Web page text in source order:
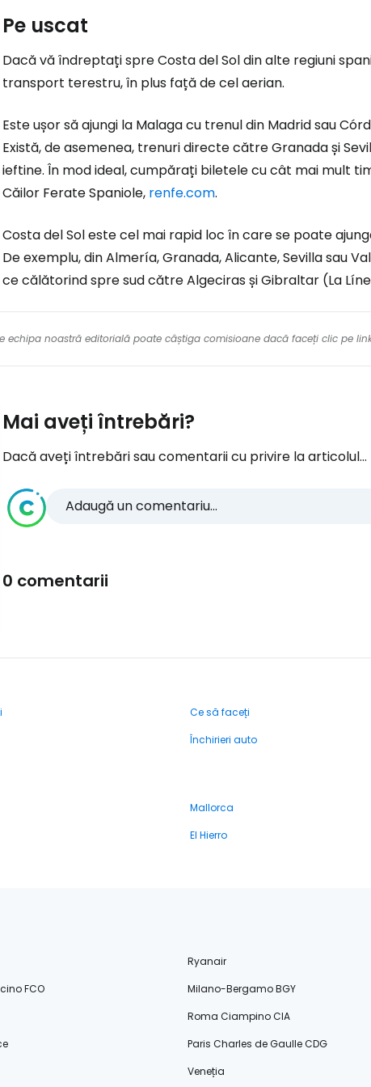
Pe uscat
Dacă vă îndreptați spre Costa del Sol din alte regiuni
transport terestru, în plus față de cel aerian.
Este ușor să ajungi la Malaga cu trenul din Madrid sau
Există, de asemenea, trenuri directe către Granada și
ieftine. În mod ideal, cumpărați biletele cu cât mai mult
Căilor Ferate Spaniole, renfe.com.
Costa del Sol este cel mai rapid loc în care se poate
De exemplu, din Almería, Granada, Alicante, Sevilla sau
ce călătorind spre sud către Algeciras și Gibraltar (La
echipa noastră editorială poate câștiga comisioane dacă faceți clic pe
Mai aveți întrebări?
Dacă aveți întrebări sau comentarii cu privire la articolul...
Adaugă un comentariu...
0 comentarii
Ce să faceți
Închirieri auto
Mallorca
El Hierro
Ryanair
FCO
Milano-Bergamo BGY
Roma Ciampino CIA
Paris Charles de Gaulle CDG
Veneția